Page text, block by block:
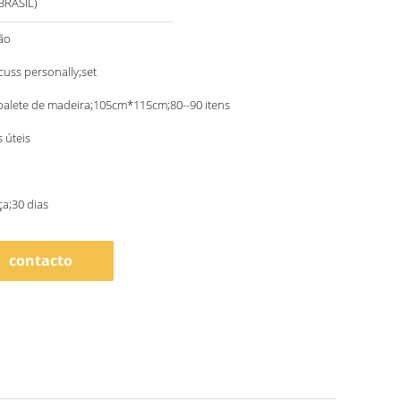
personally;set
de madeira;105cm*115cm;80--90 itens
úteis
dias
contacto